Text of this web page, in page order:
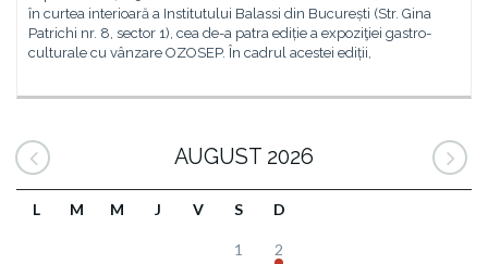
în curtea interioară a Institutului Balassi din București (Str. Gina
Patrichi nr. 8, sector 1), cea de-a patra ediție a expoziţiei gastro-
culturale cu vânzare OZOSEP. În cadrul acestei ediții,
AUGUST 2026
L M M J V S D
1 2